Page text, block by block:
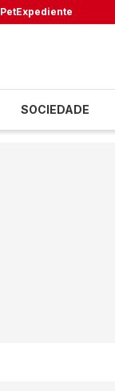
PetExpediente
SOCIEDADE